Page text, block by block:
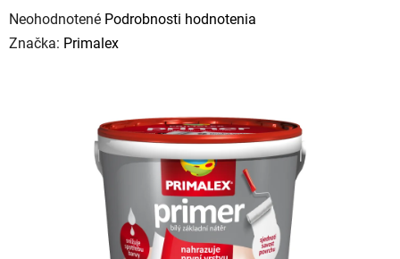
Priemerné
hodnotenie
Neohodnotené Podrobnosti hodnotenia
Značka: Primalex